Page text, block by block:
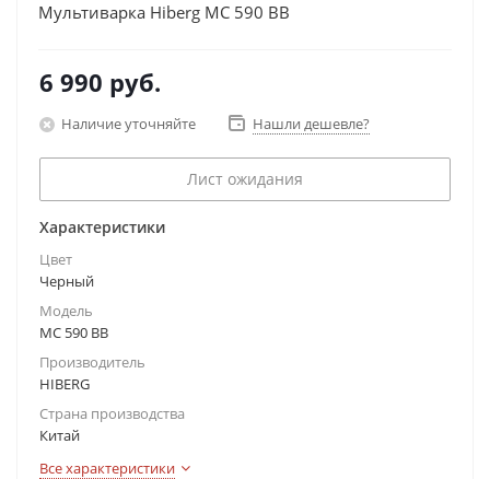
Мультиварка Hiberg MC 590 BB
6 990 руб.
Наличие уточняйте Нашли дешевле?
Лист ожидания
Характеристики
Цвет
Черный
Модель
MC 590 BB
Производитель
HIBERG
Страна производства
Китай
Все характеристики